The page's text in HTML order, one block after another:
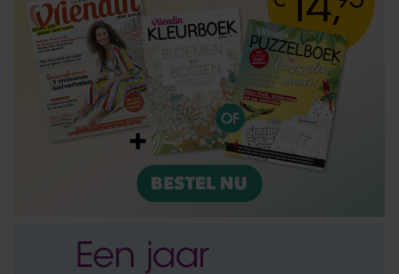
informatie die u aan ze heeft verstrekt of die ze hebben
verzameld op basis van uw gebruik van hun services. U
gaat akkoord met onze cookies als u onze website blijft
gebruiken.